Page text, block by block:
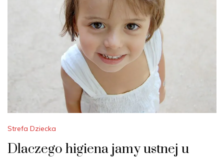
Strefa Dziecka
Dlaczego higiena jamy ustnej u